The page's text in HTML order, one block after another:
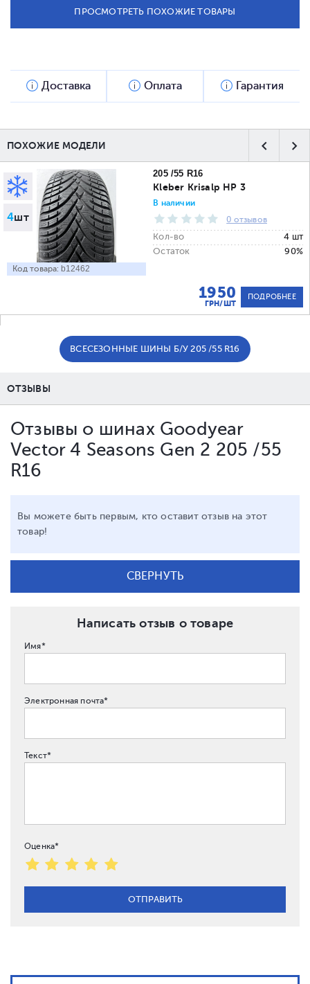
ПРОСМОТРЕТЬ ПОХОЖИЕ ТОВАРЫ
Доставка Оплата Гарантия
ПОХОЖИЕ МОДЕЛИ
4шт
Код товара: b12462
205 /55 R16
Kleber Krisalp HP 3
В наличии
0 отзывов
Кол-во
4 шт
Остаток
90%
1950
ГРН/ШТ
ПОДРОБНЕЕ
ВСЕСЕЗОННЫЕ ШИНЫ Б/У 205 /55 R16
ОТЗЫВЫ
Отзывы о шинах Goodyear
Vector 4 Seasons Gen 2 205 /55
R16
Вы можете быть первым, кто оставит отзыв на этот
товар!
СВЕРНУТЬ
Написать отзыв о товаре
Имя*
Электронная почта*
Текст*
Оценка*